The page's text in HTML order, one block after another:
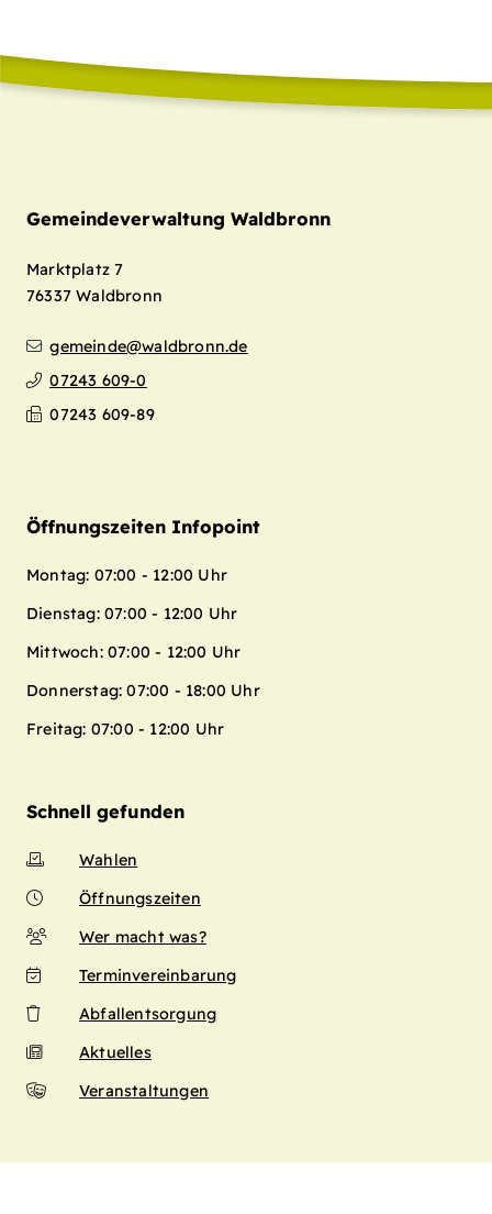
Gemeindeverwaltung Waldbronn
Marktplatz 7
76337 Waldbronn
gemeinde@waldbronn.de
07243 609-0
07243 609-89
Öffnungszeiten Infopoint
Montag: 07:00 - 12:00 Uhr
Dienstag: 07:00 - 12:00 Uhr
Mittwoch: 07:00 - 12:00 Uhr
Donnerstag: 07:00 - 18:00 Uhr
Freitag: 07:00 - 12:00 Uhr
Schnell gefunden
Wahlen
Öffnungszeiten
Wer macht was?
Terminvereinbarung
Abfallentsorgung
Aktuelles
Veranstaltungen